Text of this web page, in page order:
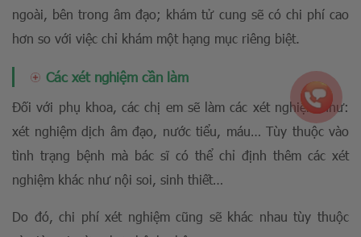
ngoài, bên trong âm đạo; khám tử cung sẽ có chi phí cao
hơn so với việc chỉ khám một hạng mục riêng biệt.
Các xét nghiệm cần làm
Đối với phụ khoa, các chị em sẽ làm các xét nghiệm như:
xét nghiệm dịch âm đạo, nước tiểu, máu… Tùy thuộc vào
tình trạng bệnh mà bác sĩ có thể chỉ định thêm các xét
nghiệm khác như nội soi, sinh thiết…
Do đó, chi phí xét nghiệm cũng sẽ khác nhau tùy thuộc